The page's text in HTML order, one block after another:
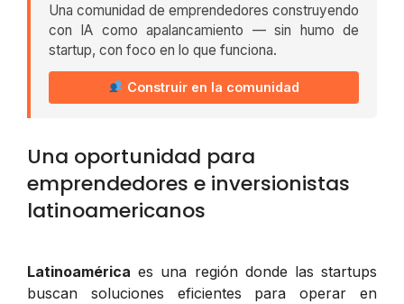
Una comunidad de emprendedores construyendo
con IA como apalancamiento — sin humo de
startup, con foco en lo que funciona.
Construir en la comunidad
Una oportunidad para
emprendedores e inversionistas
latinoamericanos
Latinoamérica es una región donde las startups
buscan soluciones eficientes para operar en